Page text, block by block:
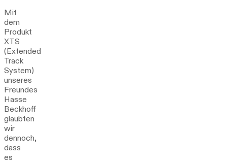
Mit
dem
Produkt
XTS
(Extended
Track
System)
unseres
Freundes
Hasse
Beckhoff
glaubten
wir
dennoch,
dass
es